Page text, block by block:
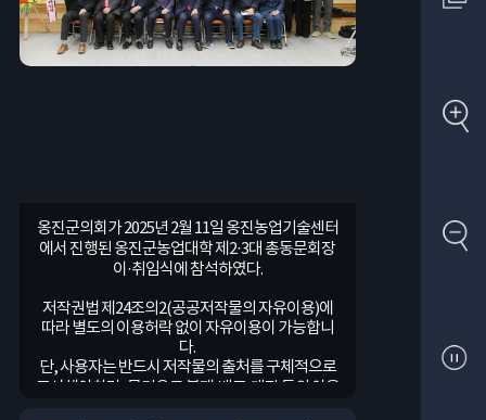
옹진군의회가 2025년 2월 11일 옹진농업기술센터
에서 진행된 옹진군농업대학 제2·3대 총동문회장
이·취임식에 참석하였다.
저작권법 제24조의2(공공저작물의 자유이용)에
따라 별도의 이용허락 없이 자유이용이 가능합니
다.
단, 사용자는 반드시 저작물의 출처를 구체적으로
표시해야하며, 무단으로 복제·배포·개작 등의 이용
옹진군의회가 2025년 2월 11일 옹진농업기술센터
에서 진행된 옹진군농업대학 제2·3대 총동문회장
이·취임식에 참석하였다.
저작권법 제24조의2(공공저작물의 자유이용)에
따라 별도의 이용허락 없이 자유이용이 가능합니
다.
단, 사용자는 반드시 저작물의 출처를 구체적으로
표시해야하며, 무단으로 복제·배포·개작 등의 이용
옹진군의회가 2025년 2월 11일 옹진농업기술센터
에서 진행된 옹진군농업대학 제2·3대 총동문회장
이·취임식에 참석하였다.
저작권법 제24조의2(공공저작물의 자유이용)에
따라 별도의 이용허락 없이 자유이용이 가능합니
다.
단, 사용자는 반드시 저작물의 출처를 구체적으로
표시해야하며, 무단으로 복제·배포·개작 등의 이용
옹진군의회가 2025년 2월 11일 옹진농업기술센터
에서 진행된 옹진군농업대학 제2·3대 총동문회장
이·취임식에 참석하였다.
저작권법 제24조의2(공공저작물의 자유이용)에
따라 별도의 이용허락 없이 자유이용이 가능합니
다.
단, 사용자는 반드시 저작물의 출처를 구체적으로
표시해야하며, 무단으로 복제·배포·개작 등의 이용
옹진군의회가 2025년 2월 11일 옹진농업기술센터
에서 진행된 옹진군농업대학 제2·3대 총동문회장
이·취임식에 참석하였다.
저작권법 제24조의2(공공저작물의 자유이용)에
따라 별도의 이용허락 없이 자유이용이 가능합니
다.
단, 사용자는 반드시 저작물의 출처를 구체적으로
표시해야하며, 무단으로 복제·배포·개작 등의 이용
옹진군의회가 2025년 2월 11일 옹진농업기술센터
에서 진행된 옹진군농업대학 제2·3대 총동문회장
이·취임식에 참석하였다.
저작권법 제24조의2(공공저작물의 자유이용)에
따라 별도의 이용허락 없이 자유이용이 가능합니
다.
단, 사용자는 반드시 저작물의 출처를 구체적으로
표시해야하며, 무단으로 복제·배포·개작 등의 이용
옹진군의회가 2025년 2월 11일 옹진농업기술센터
에서 진행된 옹진군농업대학 제2·3대 총동문회장
이·취임식에 참석하였다.
저작권법 제24조의2(공공저작물의 자유이용)에
따라 별도의 이용허락 없이 자유이용이 가능합니
다.
단, 사용자는 반드시 저작물의 출처를 구체적으로
표시해야하며, 무단으로 복제·배포·개작 등의 이용
옹진군의회가 2025년 2월 11일 옹진농업기술센터
에서 진행된 옹진군농업대학 제2·3대 총동문회장
이·취임식에 참석하였다.
저작권법 제24조의2(공공저작물의 자유이용)에
따라 별도의 이용허락 없이 자유이용이 가능합니
다.
단, 사용자는 반드시 저작물의 출처를 구체적으로
표시해야하며, 무단으로 복제·배포·개작 등의 이용
옹진군의회가 2025년 2월 11일 옹진농업기술센터
에서 진행된 옹진군농업대학 제2·3대 총동문회장
이·취임식에 참석하였다.
저작권법 제24조의2(공공저작물의 자유이용)에
따라 별도의 이용허락 없이 자유이용이 가능합니
다.
단, 사용자는 반드시 저작물의 출처를 구체적으로
표시해야하며, 무단으로 복제·배포·개작 등의 이용
옹진군의회가 2025년 2월 11일 옹진농업기술센터
에서 진행된 옹진군농업대학 제2·3대 총동문회장
이·취임식에 참석하였다.
저작권법 제24조의2(공공저작물의 자유이용)에
따라 별도의 이용허락 없이 자유이용이 가능합니
다.
단, 사용자는 반드시 저작물의 출처를 구체적으로
표시해야하며, 무단으로 복제·배포·개작 등의 이용
옹진군의회가 2025년 2월 11일 옹진농업기술센터
에서 진행된 옹진군농업대학 제2·3대 총동문회장
이·취임식에 참석하였다.
저작권법 제24조의2(공공저작물의 자유이용)에
따라 별도의 이용허락 없이 자유이용이 가능합니
다.
단, 사용자는 반드시 저작물의 출처를 구체적으로
표시해야하며, 무단으로 복제·배포·개작 등의 이용
옹진군의회가 2025년 2월 11일 옹진농업기술센터
에서 진행된 옹진군농업대학 제2·3대 총동문회장
이·취임식에 참석하였다.
저작권법 제24조의2(공공저작물의 자유이용)에
따라 별도의 이용허락 없이 자유이용이 가능합니
다.
단, 사용자는 반드시 저작물의 출처를 구체적으로
표시해야하며, 무단으로 복제·배포·개작 등의 이용
옹진군의회가 2025년 2월 11일 옹진농업기술센터
에서 진행된 옹진군농업대학 제2·3대 총동문회장
이·취임식에 참석하였다.
저작권법 제24조의2(공공저작물의 자유이용)에
따라 별도의 이용허락 없이 자유이용이 가능합니
다.
단, 사용자는 반드시 저작물의 출처를 구체적으로
표시해야하며, 무단으로 복제·배포·개작 등의 이용
옹진군의회가 2025년 2월 11일 옹진농업기술센터
에서 진행된 옹진군농업대학 제2·3대 총동문회장
이·취임식에 참석하였다.
저작권법 제24조의2(공공저작물의 자유이용)에
따라 별도의 이용허락 없이 자유이용이 가능합니
다.
단, 사용자는 반드시 저작물의 출처를 구체적으로
표시해야하며, 무단으로 복제·배포·개작 등의 이용
옹진군의회가 2025년 2월 11일 옹진농업기술센터
에서 진행된 옹진군농업대학 제2·3대 총동문회장
이·취임식에 참석하였다.
저작권법 제24조의2(공공저작물의 자유이용)에
따라 별도의 이용허락 없이 자유이용이 가능합니
다.
단, 사용자는 반드시 저작물의 출처를 구체적으로
표시해야하며, 무단으로 복제·배포·개작 등의 이용
옹진군의회가 2025년 2월 11일 옹진농업기술센터
에서 진행된 옹진군농업대학 제2·3대 총동문회장
이·취임식에 참석하였다.
저작권법 제24조의2(공공저작물의 자유이용)에
따라 별도의 이용허락 없이 자유이용이 가능합니
다.
단, 사용자는 반드시 저작물의 출처를 구체적으로
표시해야하며, 무단으로 복제·배포·개작 등의 이용
옹진군의회가 2025년 2월 11일 옹진농업기술센터
에서 진행된 옹진군농업대학 제2·3대 총동문회장
이·취임식에 참석하였다.
저작권법 제24조의2(공공저작물의 자유이용)에
따라 별도의 이용허락 없이 자유이용이 가능합니
다.
단, 사용자는 반드시 저작물의 출처를 구체적으로
표시해야하며, 무단으로 복제·배포·개작 등의 이용
옹진군의회가 2025년 2월 11일 옹진농업기술센터
에서 진행된 옹진군농업대학 제2·3대 총동문회장
이·취임식에 참석하였다.
저작권법 제24조의2(공공저작물의 자유이용)에
따라 별도의 이용허락 없이 자유이용이 가능합니
다.
단, 사용자는 반드시 저작물의 출처를 구체적으로
표시해야하며, 무단으로 복제·배포·개작 등의 이용
옹진군의회가 2025년 2월 11일 옹진농업기술센터
에서 진행된 옹진군농업대학 제2·3대 총동문회장
이·취임식에 참석하였다.
저작권법 제24조의2(공공저작물의 자유이용)에
따라 별도의 이용허락 없이 자유이용이 가능합니
다.
단, 사용자는 반드시 저작물의 출처를 구체적으로
표시해야하며, 무단으로 복제·배포·개작 등의 이용
옹진군의회가 2025년 2월 11일 옹진농업기술센터
에서 진행된 옹진군농업대학 제2·3대 총동문회장
이·취임식에 참석하였다.
저작권법 제24조의2(공공저작물의 자유이용)에
따라 별도의 이용허락 없이 자유이용이 가능합니
다.
단, 사용자는 반드시 저작물의 출처를 구체적으로
표시해야하며, 무단으로 복제·배포·개작 등의 이용